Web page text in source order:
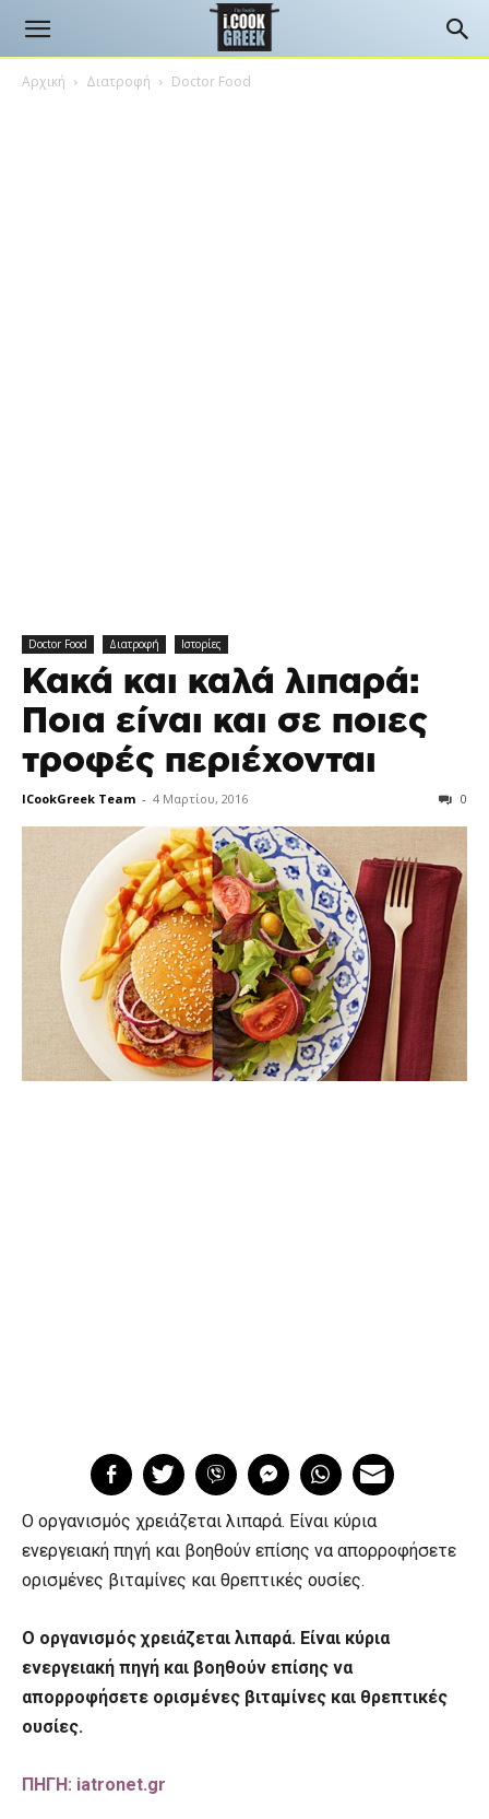
Αρχική Διατροφή Doctor Food
Doctor Food Διατροφή Ιστορίες
Κακά και καλά λιπαρά:
Ποια είναι και σε ποιες
τροφές περιέχονται
ICookGreek Team - 4 Μαρτίου, 2016 0
Ο οργανισμός χρειάζεται λιπαρά. Είναι κύρια
ενεργειακή πηγή και βοηθούν επίσης να απορροφήσετε
ορισμένες βιταμίνες και θρεπτικές ουσίες.
Ο οργανισμός χρειάζεται λιπαρά. Είναι κύρια
ενεργειακή πηγή και βοηθούν επίσης να
απορροφήσετε ορισμένες βιταμίνες και θρεπτικές
ουσίες.
ΠΗΓΗ: iatronet.gr